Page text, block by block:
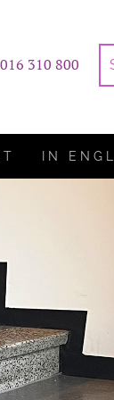
016 310 800
IN